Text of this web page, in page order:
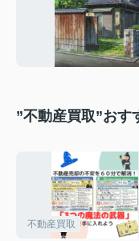
”不動産買取”おす
不動産買取